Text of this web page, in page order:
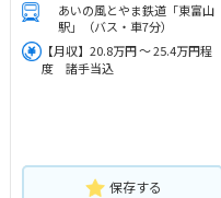
あいの風とやま鉄道「東富山
駅」（バス・車7分）
【月収】20.8万円 ～ 25.4万円程
度 諸手当込
保存する